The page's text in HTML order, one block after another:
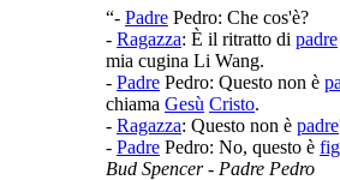
“- Padre Pedro: Che cos'è?
- Ragazza: È il ritratto di padre
mia cugina Li Wang.
- Padre Pedro: Questo non è
chiama Gesù Cristo.
- Ragazza: Questo non è padre
- Padre Pedro: No, questo è
Bud Spencer- Padre Pedro